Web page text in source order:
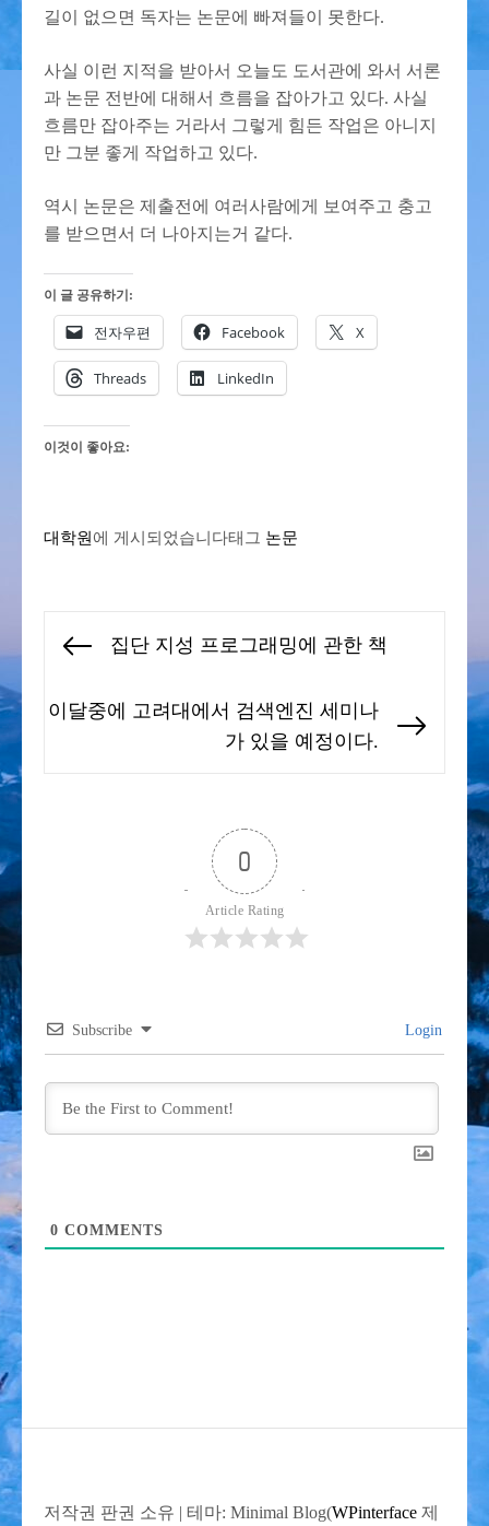
길이 없으면 독자는 논문에 빠져들이 못한다.
사실 이런 지적을 받아서 오늘도 도서관에 와서 서론
과 논문 전반에 대해서 흐름을 잡아가고 있다. 사실
흐름만 잡아주는 거라서 그렇게 힘든 작업은 아니지
만 그분 좋게 작업하고 있다.
역시 논문은 제출전에 여러사람에게 보여주고 충고
를 받으면서 더 나아지는거 같다.
이 글 공유하기:
전자우편 Facebook X
Threads LinkedIn
이것이 좋아요:
대학원에 게시되었습니다태그 논문
색
Previous
집단 지성 프로그래밍에 관한 책
이달중에 고려대에서 검색엔진 세미나
가 있을 예정이다.
0
Article Rating
Subscribe Login
0 COMMENTS
저작권 판권 소유 | 테마: Minimal Blog(WPinterface 제